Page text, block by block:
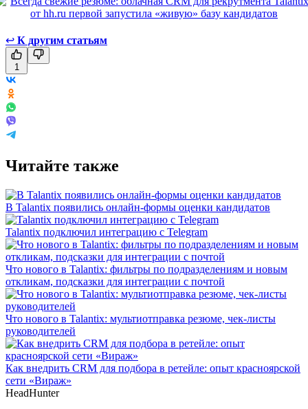
↩ К другим статьям
1
Читайте также
В Talantix появились онлайн-формы оценки кандидатов
Talantix подключил интеграцию с Telegram
Что нового в Talantix: фильтры по подразделениям и новым
откликам, подсказки для интеграции с почтой
Что нового в Talantix: мультиотправка резюме, чек-листы
руководителей
Как внедрить CRM для подбора в ретейле: опыт красноярской
сети «Вираж»
HeadHunter